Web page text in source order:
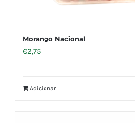
Morango Nacional
€2,75
Adicionar